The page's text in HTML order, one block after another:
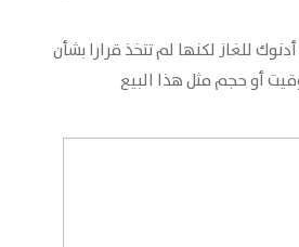
للغاز لكنها لم تتخذ قرارا بشأن
أو حجم مثل هذا البيع